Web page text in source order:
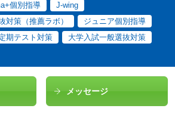
個別指導
J-wing
対策（推薦ラボ）
ジュニア個別指導
期テスト対策
大学入試一般選抜対策
メッセージ